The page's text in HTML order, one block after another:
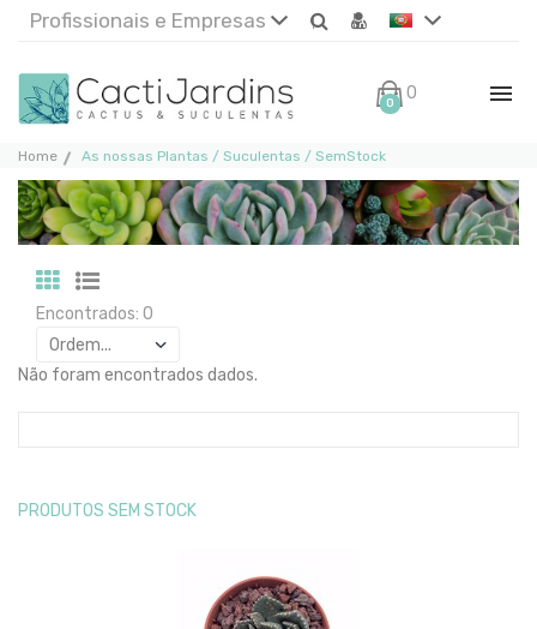
Profissionais e Empresas
0 0€
Home As nossas Plantas / Suculentas / SemStock
Encontrados: 0
Não foram encontrados dados.
PRODUTOS SEM STOCK